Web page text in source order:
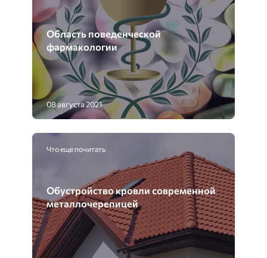
Область поведенческой
фармакологии
08 августа 2021
Что еще почитать
Обустройство кровли современной
металлочерепицей